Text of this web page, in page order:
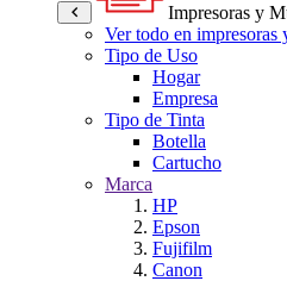
Impresoras y
Ver todo en
Tipo de Uso
Hogar
Empresa
Tipo de Tinta
Botella
Cartucho
Marca
HP
Epson
Fujifilm
Canon